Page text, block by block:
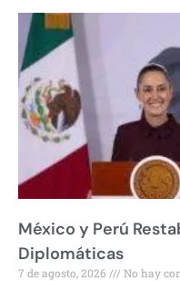
México y Perú
Diplomáticas
7 de agosto, 2026 No hay